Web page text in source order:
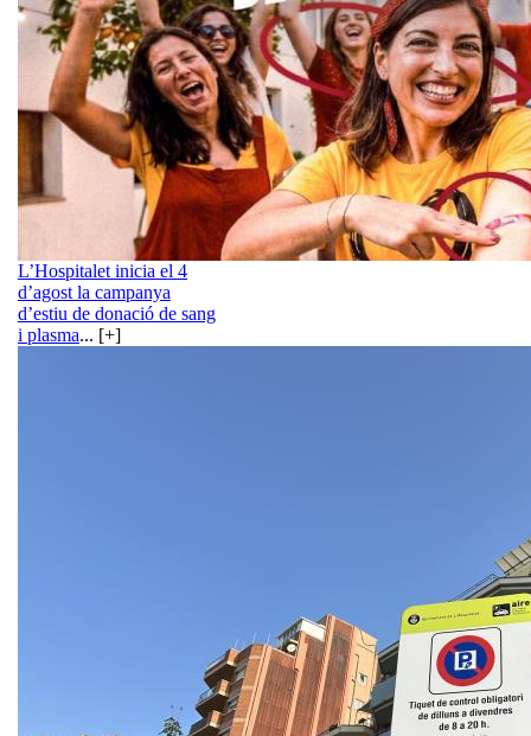
L’Hospitalet inicia el 4
d’agost la campanya
d’estiu de donació de sang
i plasma... [+]